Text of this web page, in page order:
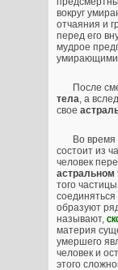
вокруг
отчаяния и
перед его
мудрое
умирающими
После
тела, а
свое
Во время
состоит из
человек
астральном
того частицы
образуют
называют,
материя
умершего
человек и
этого